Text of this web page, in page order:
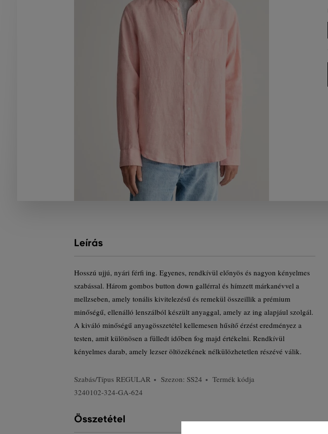
Leírás
Hosszú ujjú, nyári férfi ing. Egyenes, rendkívül előnyös és nagyon kényelmes
szabással. Három gombos button down gallérral és hímzett márkanévvel a
mellzseben, amely tonális kivitelezésű és remekül összeillik a prémium
minőségű, ellenálló lenszálból készült anyaggal, amely az ing alapjául szolgál.
A kiváló minőségű anyagösszetétel kellemesen hűsítő érzést eredményez a
testen, amit különösen a fülledt időben fog majd értékelni. Rendkívül
kényelmes darab, amely lezser öltözékének nélkülözhetetlen részévé válik.
Szabás/Típus REGULAR Szezon: SS24
Termék kódja
3240102-324-GA-624
Összetétel